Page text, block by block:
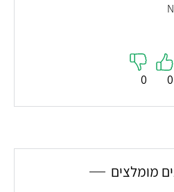
0
0
מומלצים